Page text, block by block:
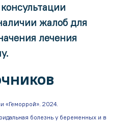
жалоб для
лечения
«Геморрой». 2024.
болезнь у беременных и в